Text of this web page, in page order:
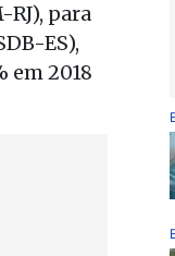
para
ES),
em 2018